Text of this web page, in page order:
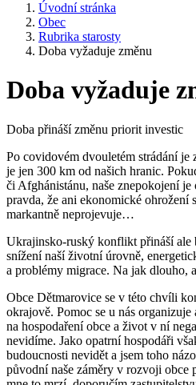
Úvodní stránka
Obec
Rubrika starosty
Doba vyžaduje změnu
Doba vyžaduje
Doba přináší změnu priorit investic
Po covidovém dvouletém strádání je
je jen 300 km od našich hranic.
či Afghánistánu, naše znepokojení
pravda, že ani ekonomické ohrožení
markantně neprojevuje…
Ukrajinsko-ruský konflikt přináší ale
snížení naší životní úrovně,
a problémy migrace. Na jak dlouho,
Obce Dětmarovice se v této chvíli
okrajově. Pomoc se u nás
na hospodaření obce a život v ní
nevidíme. Jako opatrní hospodáři
budoucnosti nevidět a jsem toho
původní naše záměry v rozvoji